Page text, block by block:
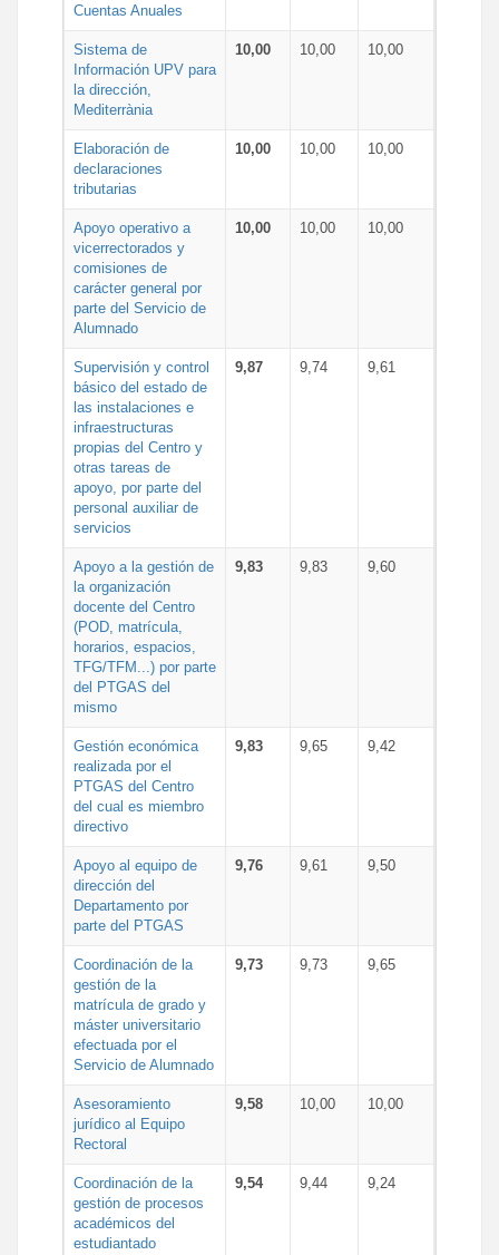
Cuentas Anuales
Sistema de
Información UPV para
la dirección,
Mediterrània
10,00 10,00 10,00
Elaboración de
declaraciones
tributarias
10,00 10,00 10,00
Apoyo operativo a
vicerrectorados y
comisiones de
carácter general por
parte del Servicio de
Alumnado
10,00 10,00 10,00
Supervisión y control
básico del estado de
las instalaciones e
infraestructuras
propias del Centro y
otras tareas de
apoyo, por parte del
personal auxiliar de
servicios
9,87 9,74 9,61
Apoyo a la gestión de
la organización
docente del Centro
(POD, matrícula,
horarios, espacios,
TFG/TFM...) por parte
del PTGAS del
mismo
9,83 9,83 9,60
Gestión económica
realizada por el
PTGAS del Centro
del cual es miembro
directivo
9,83 9,65 9,42
Apoyo al equipo de
dirección del
Departamento por
parte del PTGAS
9,76 9,61 9,50
Coordinación de la
gestión de la
matrícula de grado y
máster universitario
efectuada por el
Servicio de Alumnado
9,73 9,73 9,65
Asesoramiento
jurídico al Equipo
Rectoral
9,58 10,00 10,00
Coordinación de la
gestión de procesos
académicos del
estudiantado
9,54 9,44 9,24